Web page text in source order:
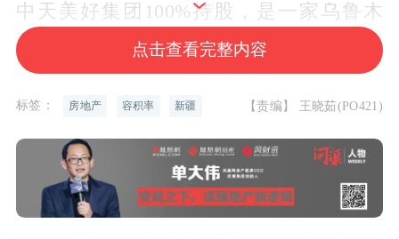
中天美好集团100%持股，是一家乌鲁木
齐市本土的房地产开发公司，以1.3的容积
率来看，小编预计，此后天山区七泉街以
西地块有很大可能建成舒适度较好、且宜
点击查看完整内容
标签： 房地产 容积率 新疆 【责编】 王晓茹(PO421)